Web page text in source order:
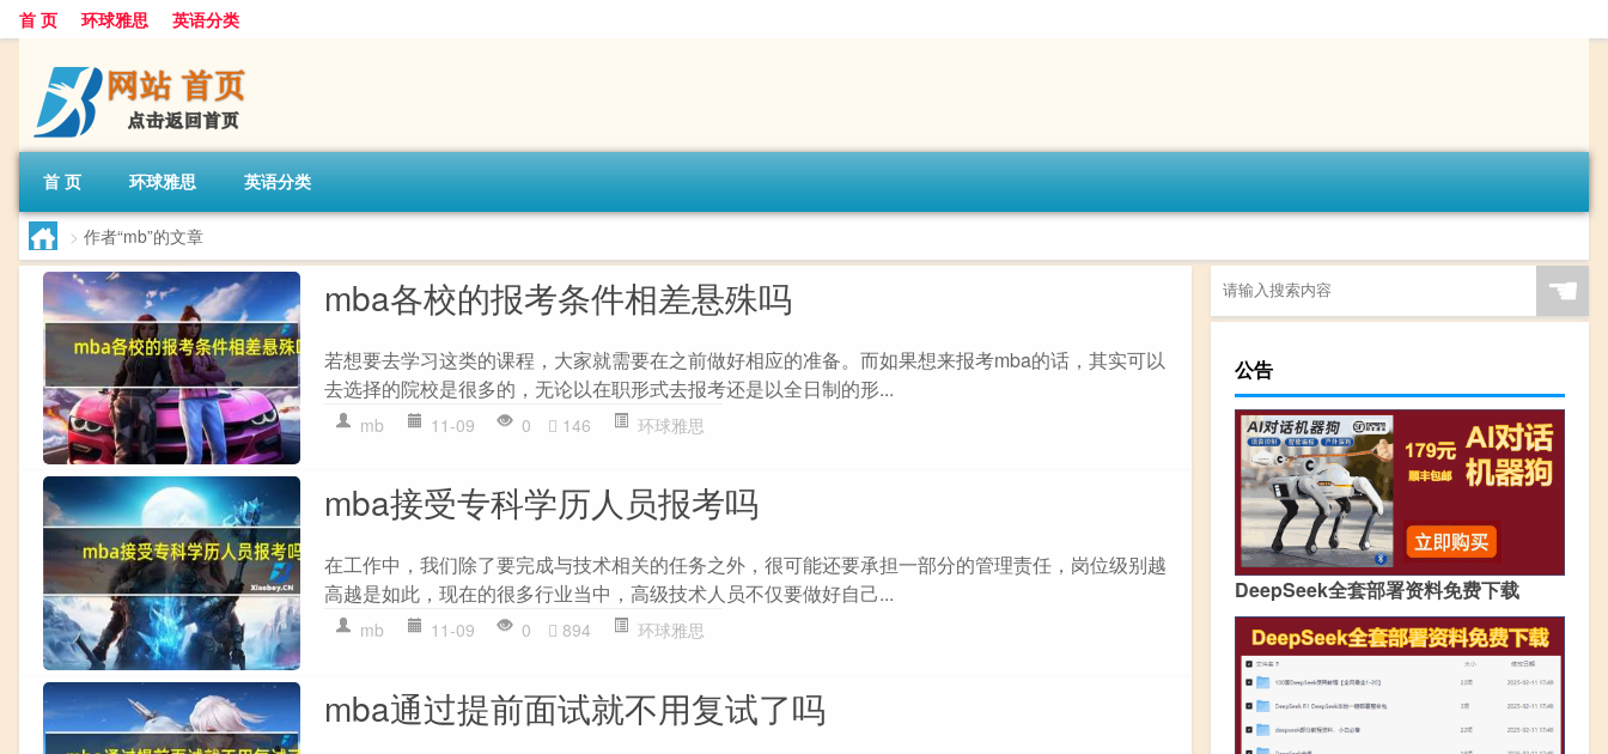
首 页 环球雅思 英语分类
首 页 环球雅思 英语分类
> 作者“mb”的文章
mba各校的报考条件相差悬殊吗
若想要去学习这类的课程，大家就需要在之前做好相应的准备。而如果想来报考mba的话，其实可以
去选择的院校是很多的，无论以在职形式去报考还是以全日制的形...
mb 11-09 0 146 环球雅思
mba接受专科学历人员报考吗
在工作中，我们除了要完成与技术相关的任务之外，很可能还要承担一部分的管理责任，岗位级别越
高越是如此，现在的很多行业当中，高级技术人员不仅要做好自己...
mb 11-09 0 894 环球雅思
mba通过提前面试就不用复试了吗
☚
公告
DeepSeek全套部署资料免费下载